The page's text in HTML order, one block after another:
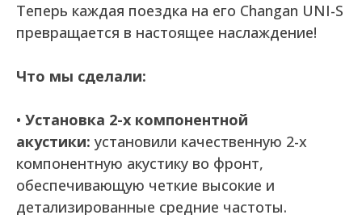
Теперь каждая поездка на его Changan UNI-S
превращается в настоящее наслаждение!
Что мы сделали:
• Установка 2-х компонентной
акустики: установили качественную 2-х
компонентную акустику во фронт,
обеспечивающую четкие высокие и
детализированные средние частоты.